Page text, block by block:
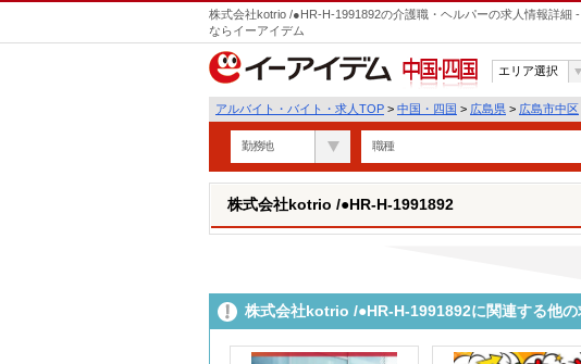
株式会社kotrio /●HR-H-1991892の介護職・ヘルパーの求人情報詳細
ならイーアイデム
中国・四国
エリア選択
アルバイト・バイト・求人TOP > 中国・四国 > 広島県 > 広島市中区
勤務地 職種
株式会社kotrio /●HR-H-1991892
株式会社kotrio /●HR-H-1991892に関連する他の